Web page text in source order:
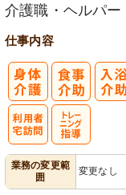
介護職・ヘルパー
仕事内容
業務の変更範
囲
変更なし